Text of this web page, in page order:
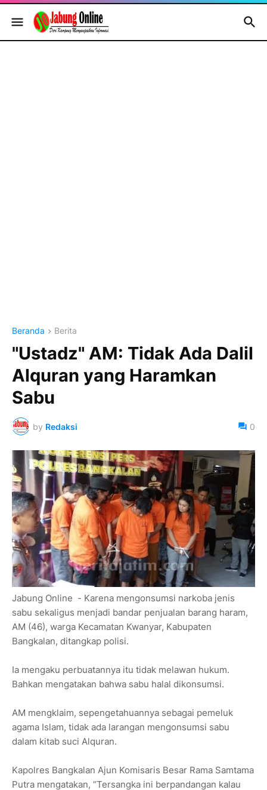
Beranda Berita
"Ustadz" AM: Tidak Ada Dalil
Alquran yang Haramkan
Sabu
by Redaksi 0
Jabung Online - Karena mengonsumsi narkoba jenis
sabu sekaligus menjadi bandar penjualan barang haram,
AM (46), warga Kecamatan Kwanyar, Kabupaten
Bangkalan, ditangkap polisi.
Ia mengaku perbuatannya itu tidak melawan hukum.
Bahkan mengatakan bahwa sabu halal dikonsumsi.
AM mengklaim, sepengetahuannya sebagai pemeluk
agama Islam, tidak ada larangan mengonsumsi sabu
dalam kitab suci Alquran.
Kapolres Bangkalan Ajun Komisaris Besar Rama Samtama
Putra mengatakan, “Tersangka ini berpandangan kalau